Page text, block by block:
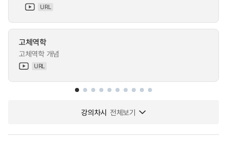
URL
고체역학
고체역학 개념
URL
강의차시 전체보기